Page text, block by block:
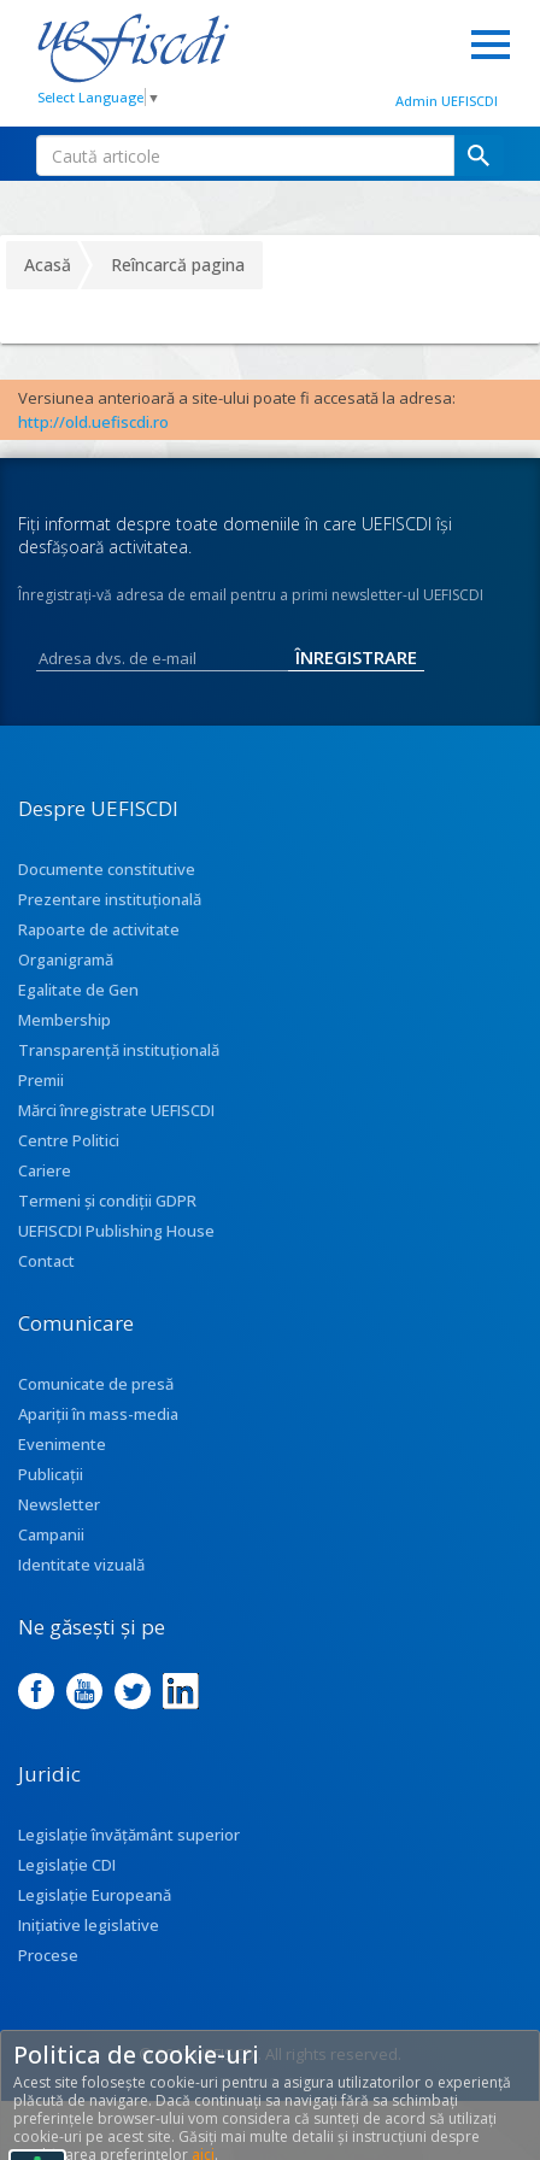
Select Language ▼ Admin UEFISCDI
Acasă Reîncarcă pagina
Versiunea anterioară a site-ului poate fi accesată la adresa:
http://old.uefiscdi.ro
Fiţi informat despre toate domeniile în care UEFISCDI îşi
desfăşoară activitatea.
Înregistraţi-vă adresa de email pentru a primi newsletter-ul UEFISCDI
Despre UEFISCDI
Documente constitutive
Prezentare instituţională
Rapoarte de activitate
Organigramă
Egalitate de Gen
Membership
Transparenţă instituţională
Premii
Mărci înregistrate UEFISCDI
Centre Politici
Cariere
Termeni și condiții GDPR
UEFISCDI Publishing House
Contact
Comunicare
Comunicate de presă
Apariţii în mass-media
Evenimente
Publicații
Newsletter
Campanii
Identitate vizuală
Ne găsești și pe
Juridic
Legislație învățământ superior
Legislație CDI
Legislație Europeană
Inițiative legislative
Procese
© 2017 UEFISCDI. All rights reserved.
[T: 0.2768, O: 92]
Politica de cookie-uri
Acest site folosește cookie-uri pentru a asigura utilizatorilor o experiență
plăcută de navigare. Dacă continuați sa navigați fără sa schimbați
preferințele browser-ului vom considera că sunteți de acord să utilizați
cookie-uri pe acest site. Găsiți mai multe detalii și instrucțiuni despre
modificarea preferințelor aici.